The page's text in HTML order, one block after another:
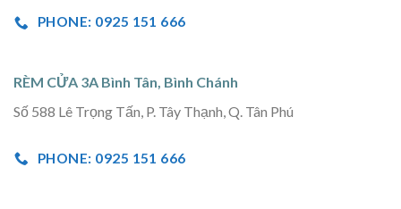
PHONE: 0925 151 666
RÈM CỬA 3A Bình Tân, Bình Chánh
Số 588 Lê Trọng Tấn, P. Tây Thạnh, Q. Tân Phú
PHONE: 0925 151 666